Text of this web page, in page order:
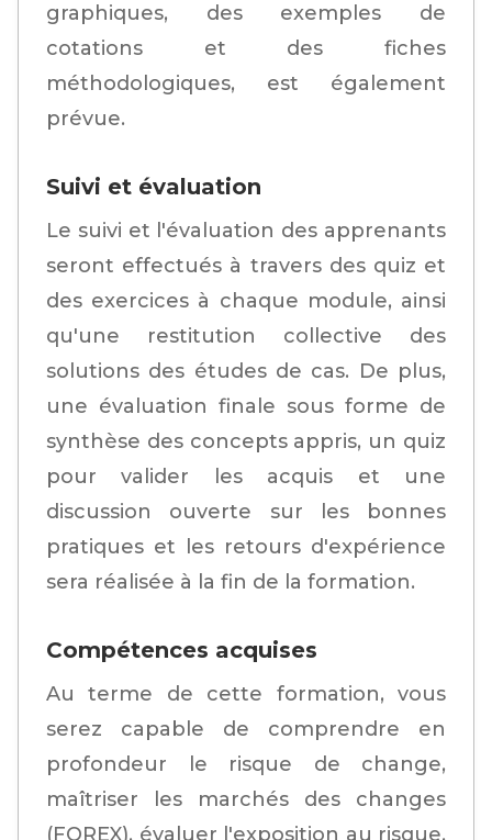
graphiques, des exemples de
cotations et des fiches
méthodologiques, est également
prévue.
Suivi et évaluation
Le suivi et l'évaluation des apprenants
seront effectués à travers des quiz et
des exercices à chaque module, ainsi
qu'une restitution collective des
solutions des études de cas. De plus,
une évaluation finale sous forme de
synthèse des concepts appris, un quiz
pour valider les acquis et une
discussion ouverte sur les bonnes
pratiques et les retours d'expérience
sera réalisée à la fin de la formation.
Compétences acquises
Au terme de cette formation, vous
serez capable de comprendre en
profondeur le risque de change,
maîtriser les marchés des changes
(FOREX), évaluer l'exposition au risque,